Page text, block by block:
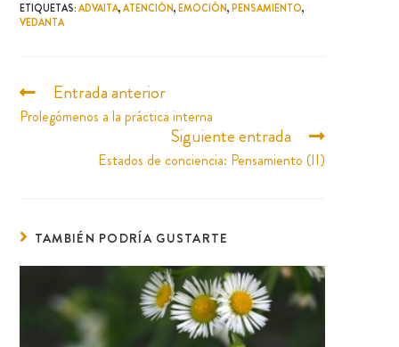
ETIQUETAS:ADVAITA, ATENCIÓN, EMOCIÓN, PENSAMIENTO,
VEDANTA
Entrada anterior
Prolegómenos a la práctica interna
Siguiente entrada
Estados de conciencia: Pensamiento (II)
TAMBIÉN PODRÍA GUSTARTE